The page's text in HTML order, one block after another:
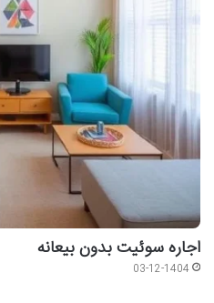
اجاره سوئیت بدون بیعانه
03-12-1404